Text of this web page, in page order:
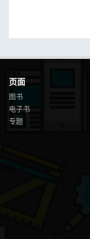
页面
图书
电子书
专题